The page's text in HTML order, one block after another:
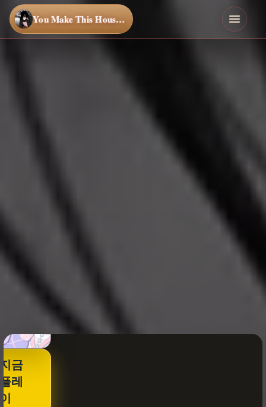
You Make This House a Home
지금
플레
이